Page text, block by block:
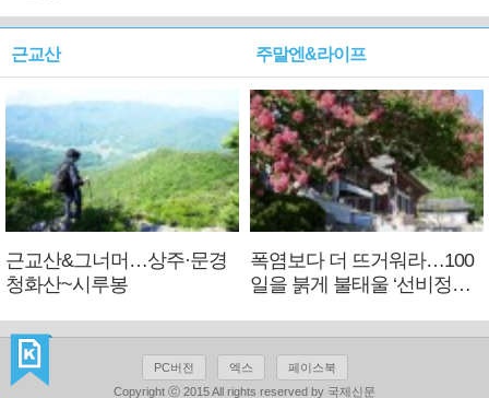
근교산
근교산&그너머…상주·문경
청화산~시루봉
주말엔&라이프
폭염보다 더 뜨거워라…100
일을 붉게 불태울 ‘선비정신’
PC버전 엑스
페이스북
Copyright ⓒ 2015 All rights reserved by 국제신문